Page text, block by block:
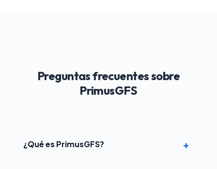
Preguntas frecuentes sobre
PrimusGFS
¿Qué es PrimusGFS? +